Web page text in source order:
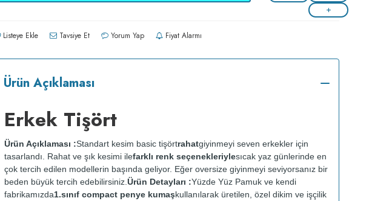
Listeye Ekle Tavsiye Et Yorum Yap Fiyat Alarmı
Ürün Açıklaması
Erkek Tişört
Ürün Açıklaması :Standart kesim basic tişörtrahatgiyinmeyi seven erkekler için
tasarlandı. Rahat ve şık kesimi ilefarklı renk seçenekleriylesıcak yaz günlerinde en
çok tercih edilen modellerin başında geliyor. Eğer oversize giyinmeyi seviyorsanız bir
beden büyük tercih edebilirsiniz. Ürün Detayları :Yüzde Yüz Pamuk ve kendi
fabrikamızda1.sınıf compact penye kumaşkullanılarak üretilen, özel dikim ve işçilik